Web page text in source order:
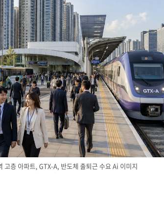
고층 아파트, GTX-A, 반도체 출퇴근 수요 Ai 이미지